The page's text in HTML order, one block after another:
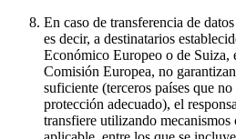
En caso de transferencia de
es decir, a destinatarios
Económico Europeo o de Suiza,
Comisión Europea, no
suficiente (terceros países que
protección adecuado), el
transfiere utilizando